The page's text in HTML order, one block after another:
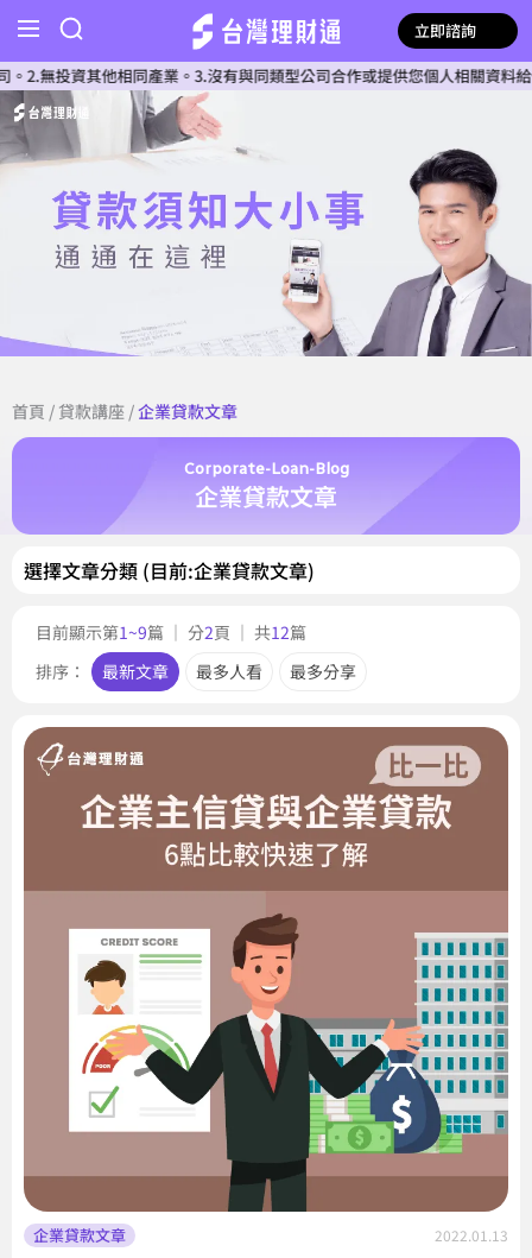
立即諮詢
他相同產業。3.沒有與同類型公司合作或提供您個人相關資料給任何單
首頁 / 貸款講座 /企業貸款文章
Corporate-Loan-Blog
企業貸款文章
選擇文章分類 (目前:企業貸款文章)
目前顯示第1~9篇 ｜ 分2頁 ｜ 共12篇
排序：
最新文章 最多人看 最多分享
企業貸款文章 2022.01.13